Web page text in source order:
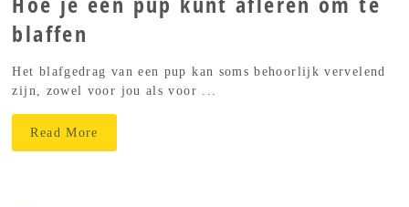
blaffen
Het blafgedrag van een pup kan soms behoorlijk vervelend
zijn, zowel voor jou als voor ...
Read More